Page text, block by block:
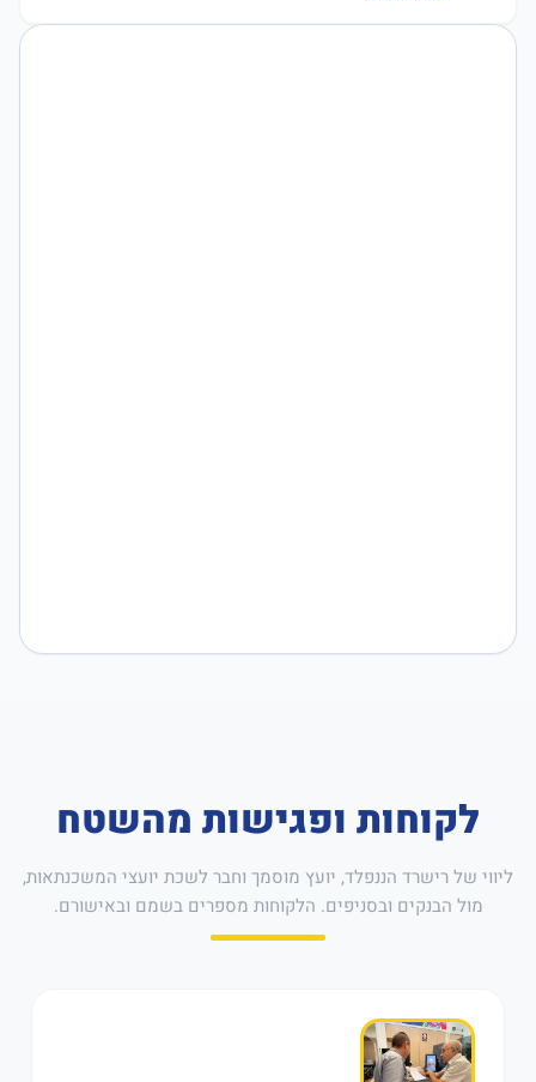
לקוחות ופגישות מהשטח
ליווי של רישרד הננפלד, יועץ מוסמך וחבר לשכת יועצי המשכנתאות,
מול הבנקים ובסניפים. הלקוחות מספרים בשמם ובאישורם.